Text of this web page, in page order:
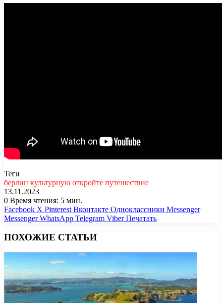
Теги
берлин культурную откройте путешествие
13.11.2023
0 Время чтения: 5 мин.
Facebook X Pinterest Вконтакте Одноклассники Messenger
Messenger WhatsApp Telegram Viber Печатать
ПОХОЖИЕ СТАТЬИ